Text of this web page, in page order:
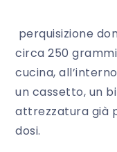
perquisizione
circa 250
cucina,
un cassetto, un
attrezzatura già
dosi.